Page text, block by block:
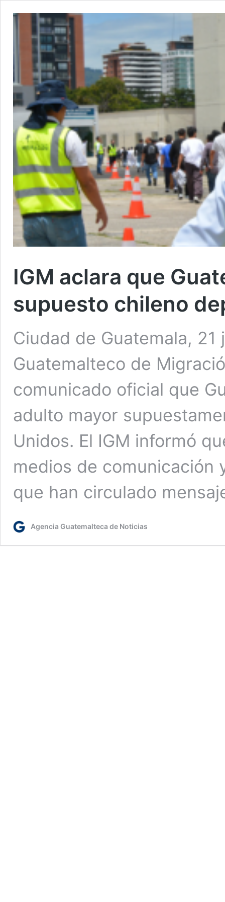
IGM aclara que
supuesto chileno
Ciudad de Guatemala,
Guatemalteco de
comunicado oficial que
adulto mayor
Unidos. El IGM informó
medios de comunicación
que han circulado
Agencia Guatemalteca de Noticias